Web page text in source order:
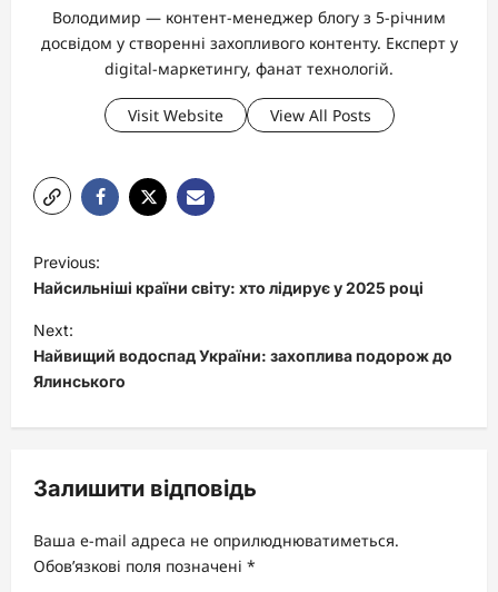
Володимир — контент-менеджер блогу з 5-річним
досвідом у створенні захопливого контенту. Експерт у
digital-маркетингу, фанат технологій.
Visit Website View All Posts
o
s
t
n
a
i
a
Previous:
Найсильніші країни світу: хто лідирує у 2025 році
Next:
Найвищий водоспад України: захоплива подорож до
Ялинського
Залишити відповідь
Ваша e-mail адреса не оприлюднюватиметься.
Обов’язкові поля позначені *